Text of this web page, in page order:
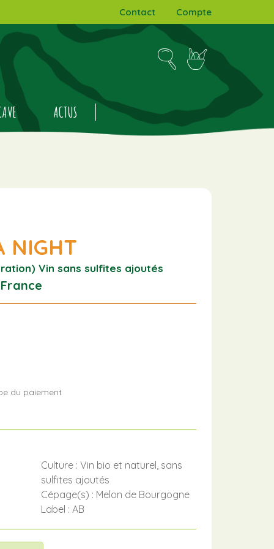
Contact Compte
ACTUS
NIGHT
Vin sans sulfites ajoutés
du paiement
Culture : Vin bio et naturel, sans
sulfites ajoutés
Cépage(s) : Melon de Bourgogne
Label : AB